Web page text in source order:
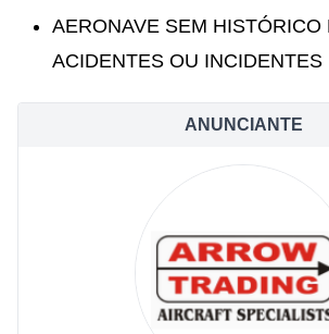
AERONAVE SEM HISTÓRICO
ACIDENTES OU INCIDENTES
ANUNCIANTE